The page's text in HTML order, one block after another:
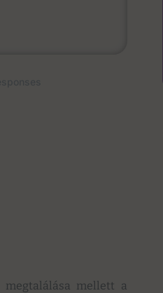
megtalálása mellett a